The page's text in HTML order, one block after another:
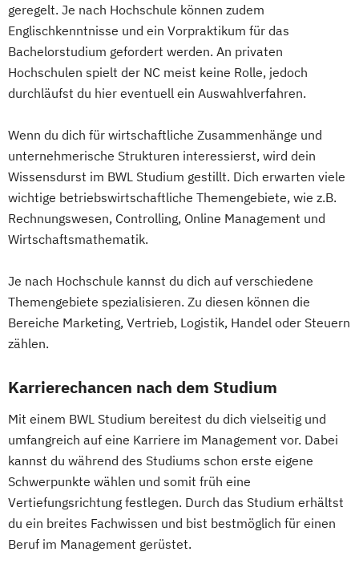
geregelt. Je nach Hochschule können zudem
Englischkenntnisse und ein Vorpraktikum für das
Bachelorstudium gefordert werden. An privaten
Hochschulen spielt der NC meist keine Rolle, jedoch
durchläufst du hier eventuell ein Auswahlverfahren.
Wenn du dich für wirtschaftliche Zusammenhänge und
unternehmerische Strukturen interessierst, wird dein
Wissensdurst im BWL Studium gestillt. Dich erwarten viele
wichtige betriebswirtschaftliche Themengebiete, wie z.B.
Rechnungswesen, Controlling, Online Management und
Wirtschaftsmathematik.
Je nach Hochschule kannst du dich auf verschiedene
Themengebiete spezialisieren. Zu diesen können die
Bereiche Marketing, Vertrieb, Logistik, Handel oder Steuern
zählen.
Karrierechancen nach dem Studium
Mit einem BWL Studium bereitest du dich vielseitig und
umfangreich auf eine Karriere im Management vor. Dabei
kannst du während des Studiums schon erste eigene
Schwerpunkte wählen und somit früh eine
Vertiefungsrichtung festlegen. Durch das Studium erhältst
du ein breites Fachwissen und bist bestmöglich für einen
Beruf im Management gerüstet.